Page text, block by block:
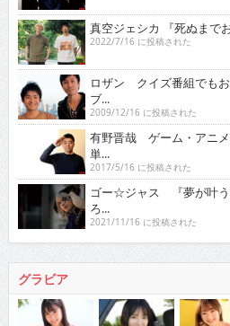
真空ジェシカ 『死ぬまで
2022/7/16 に投稿された
ロザン クイズ番組でも
ブ...
2009/12/16 に投稿された
有野晋哉 ゲーム・アニメ
単...
2017/5/16 に投稿された
ゴー☆ジャス 『夢が叶う
ろ...
2021/11/16 に投稿された
グラビア